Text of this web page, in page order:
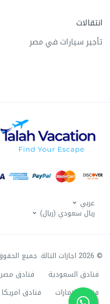
انتقالات
تأجير سيارات في مصر
عربي
ربال سعودي (ريال)
© 2026 اجازات التالة. جميع الحقوق محفوظة
فنادق السعودية
فنادق مصر
فنادق الامارات
فنادق امريكا